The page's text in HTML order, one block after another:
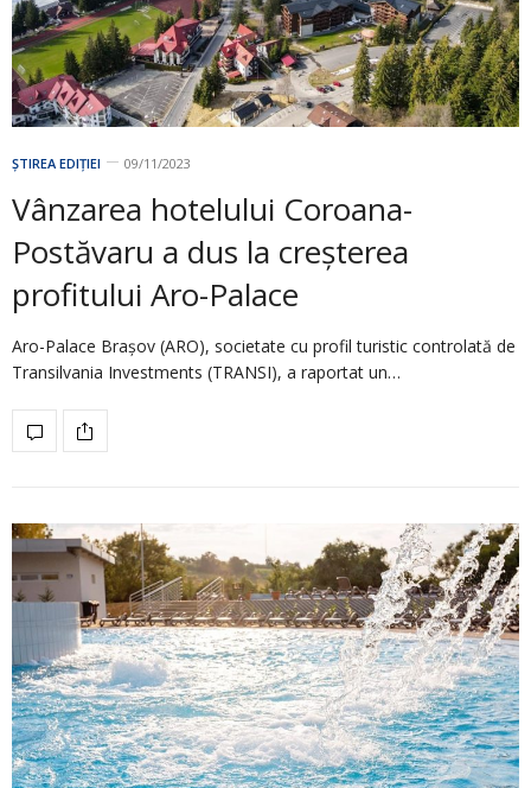
ȘTIREA EDIȚIEI 09/11/2023
Vânzarea hotelului Coroana-
Postăvaru a dus la creşterea
profitului Aro-Palace
Aro-Palace Braşov (ARO), societate cu profil turistic controlată de
Transilvania Investments (TRANSI), a raportat un…